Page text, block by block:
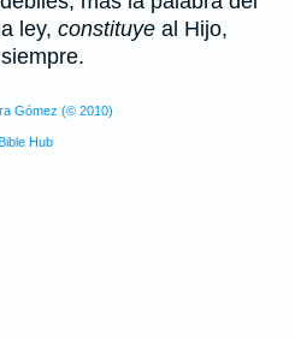
ley, constituye al Hijo,
Gómez (© 2010)
Hub